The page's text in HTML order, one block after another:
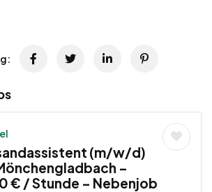
(m/w/d)
–
€ / Stunde – Nebenjob